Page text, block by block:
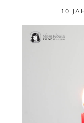
10